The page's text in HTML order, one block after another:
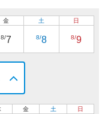
金
8/7
土
8/8
日
8/9
金 土 日